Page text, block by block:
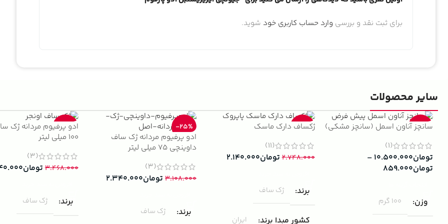
برای ثبت نقد و بررسی وارد حساب کاربری خود شوید.
سایر محصولات
-13%
سانچز آناون اسمل (سانچز مشکی)
(1)
تومان۱۰.۵۰۰.۰۰۰ –
تومان۸۵۹.۰۰۰
وزن 100 گرم
-22%
ژکساف دارک ماسک
(11)
۲.۷۴۸.۰۰۰ تومان۲.۱۴۰.۰۰۰
برند ژک ساف
کشور مبدا برند ایران
-25%
ادو پرفیوم مردانه ژک ساف
داوینچی 75 میلی لیتر
(3)
۳.۱۰۸.۰۰۰ تومان۲.۳۴۰.۰۰۰
برند ژک ساف
-33%
ادو پرفیوم مردانه ژک
100 میلی لیتر
(3)
۳.۴۶۸.۰۰۰ تومان
برند ژک ساف